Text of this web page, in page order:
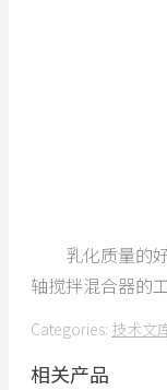
乳化质量的好
轴搅拌混合器的
Categories: 技术文
相关产品